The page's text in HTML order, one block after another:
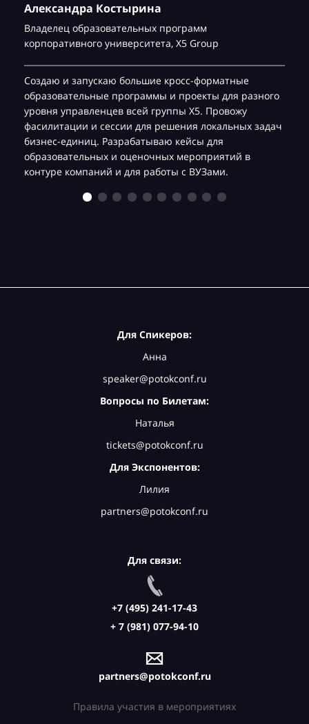
Александра Костырина
Владелец образовательных программ
корпоративного университета, Х5 Group
Создаю и запускаю большие кросс-форматные
образовательные программы и проекты для разного
уровня управленцев всей группы Х5. Провожу
фасилитации и сессии для решения локальных задач
бизнес-единиц. Разрабатываю кейсы для
образовательных и оценочных мероприятий в
контуре компаний и для работы с ВУЗами.
Для Спикеров:
Анна
speaker@potokconf.ru
Вопросы по Билетам:
Наталья
tickets@potokconf.ru
Для Экспонентов:
Лилия
partners@potokconf.ru
Для связи:
+7 (495) 241-17-43
+ 7 (981) 077-94-10
partners@potokconf.ru
Правила участия в мероприятиях